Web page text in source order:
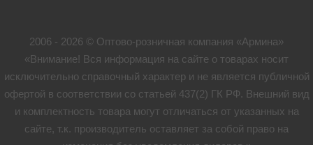
2006 - 2026 © Оптово-розничная компания «Армина»
«Внимание! Вся информация на сайте о товарах носит
исключительно справочный характер и не является публичной
офертой в соответствии со статьей 437(2) ГК РФ. Внешний вид
и комплектность товара могут отличаться от указанных на
сайте, т.к. производитель оставляет за собой право на